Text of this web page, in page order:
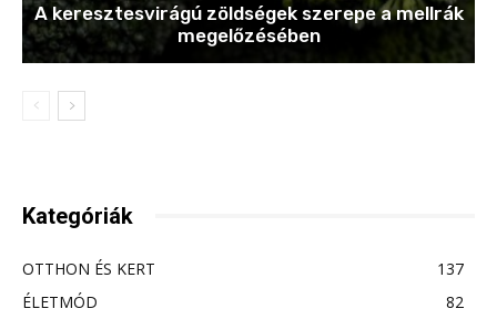
A keresztesvirágú zöldségek szerepe a mellrák
megelőzésében
Kategóriák
OTTHON ÉS KERT
137
ÉLETMÓD
82